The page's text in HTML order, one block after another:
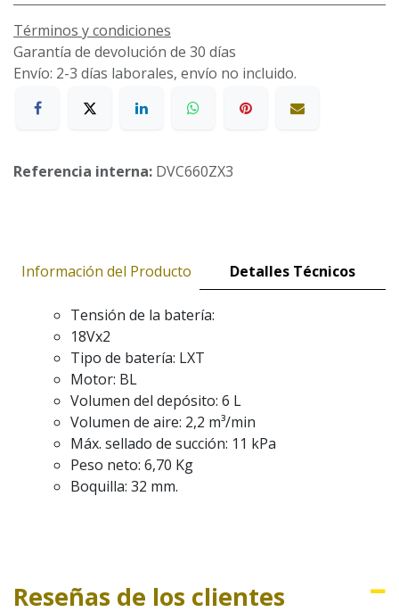
Términos y condiciones
Garantía de devolución de 30 días
Envío: 2-3 días laborales, envío no incluido.
Referencia interna: DVC660ZX3
Información del Producto Detalles Técnicos
Tensión de la batería:
18Vx2
Tipo de batería: LXT
Motor: BL
Volumen del depósito: 6 L
Volumen de aire: 2,2 m³/min
Máx. sellado de succión: 11 kPa
Peso neto: 6,70 Kg
Boquilla: 32 mm.
Reseñas de los clientes